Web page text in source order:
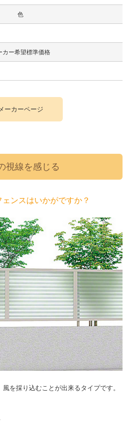
色
カー希望標準価格
メーカーページ
視線を感じる
ンスはいかがですか？
を採り込むことが出来るタイプです。